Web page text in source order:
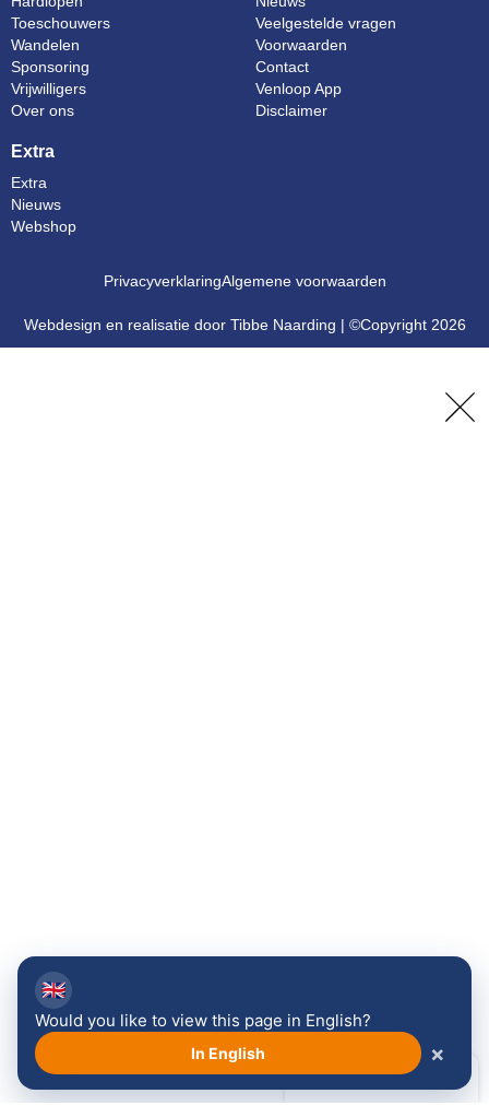
Toeschouwers
Wandelen
Sponsoring
Vrijwilligers
Over ons
Veelgestelde vragen
Voorwaarden
Contact
Venloop App
Disclaimer
Extra
Extra
Nieuws
Webshop
Webdesign en realisatie door Tibbe Naarding | ©Copyright 2026
PrivacyverklaringAlgemene voorwaarden
🇬🇧
Would you like to view this page in English?
In English ×